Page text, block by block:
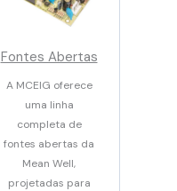
Fontes Abertas
A MCEIG oferece
uma linha
completa de
fontes abertas da
Mean Well,
projetadas para